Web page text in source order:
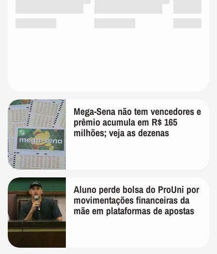
Mega-Sena não tem vencedores e
prêmio acumula em R$ 165
milhões; veja as dezenas
Aluno perde bolsa do ProUni por
movimentações financeiras da
mãe em plataformas de apostas